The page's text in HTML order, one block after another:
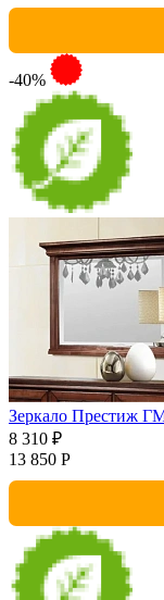
-40%
Зеркало Престиж
8 310 ₽
13 850 Р